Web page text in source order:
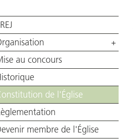
+
au concours
de l'Église
membre de l'Église